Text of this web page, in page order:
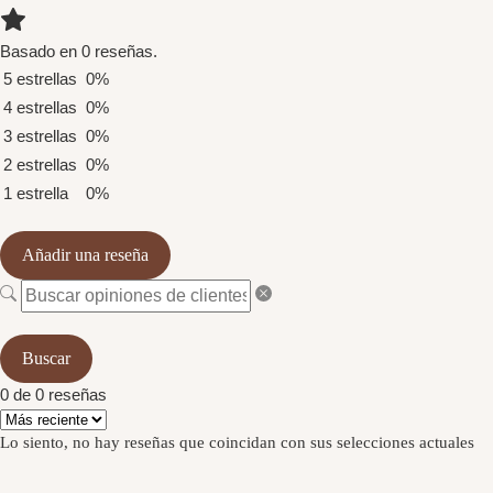
Basado en 0 reseñas.
5 estrellas 0%
4 estrellas 0%
3 estrellas 0%
2 estrellas 0%
1 estrella
0%
Añadir una reseña
Buscar
0 de 0 reseñas
Lo siento, no hay reseñas que coincidan con sus selecciones actuales